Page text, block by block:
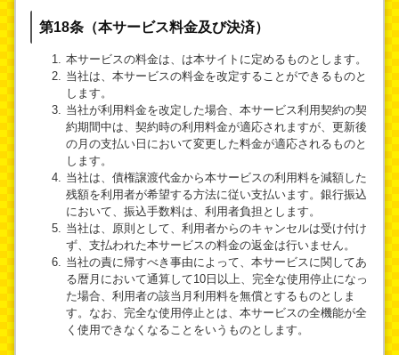
第18条（本サービス料金及び決済）
本サービスの料金は、は本サイトに定めるものとします。
当社は、本サービスの料金を改定することができるものと
します。
当社が利用料金を改定した場合、本サービス利用契約の契
約期間中は、契約時の利用料金が適応されますが、更新後
の月の支払い日において変更した料金が適応されるものと
します。
当社は、債権譲渡代金から本サービスの利用料を減額した
残額を利用者が希望する方法に従い支払います。銀行振込
において、振込手数料は、利用者負担とします。
当社は、原則として、利用者からのキャンセルは受け付け
ず、支払われた本サービスの料金の返金は行いません。
当社の責に帰すべき事由によって、本サービスに関してあ
る暦月において通算して10日以上、完全な使用停止になっ
た場合、利用者の該当月利用料を無償とするものとしま
す。なお、完全な使用停止とは、本サービスの全機能が全
く使用できなくなることをいうものとします。